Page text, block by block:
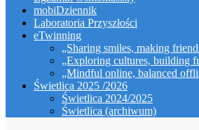
mobiDziennik
Laboratoria Przyszłości
eTwinning
„Sharing smiles, making
„Exploring cultures, building
„Mindful online, balanced
Świetlica 2025 /2026
Świetlica 2024/2025
Świetlica (archiwum)